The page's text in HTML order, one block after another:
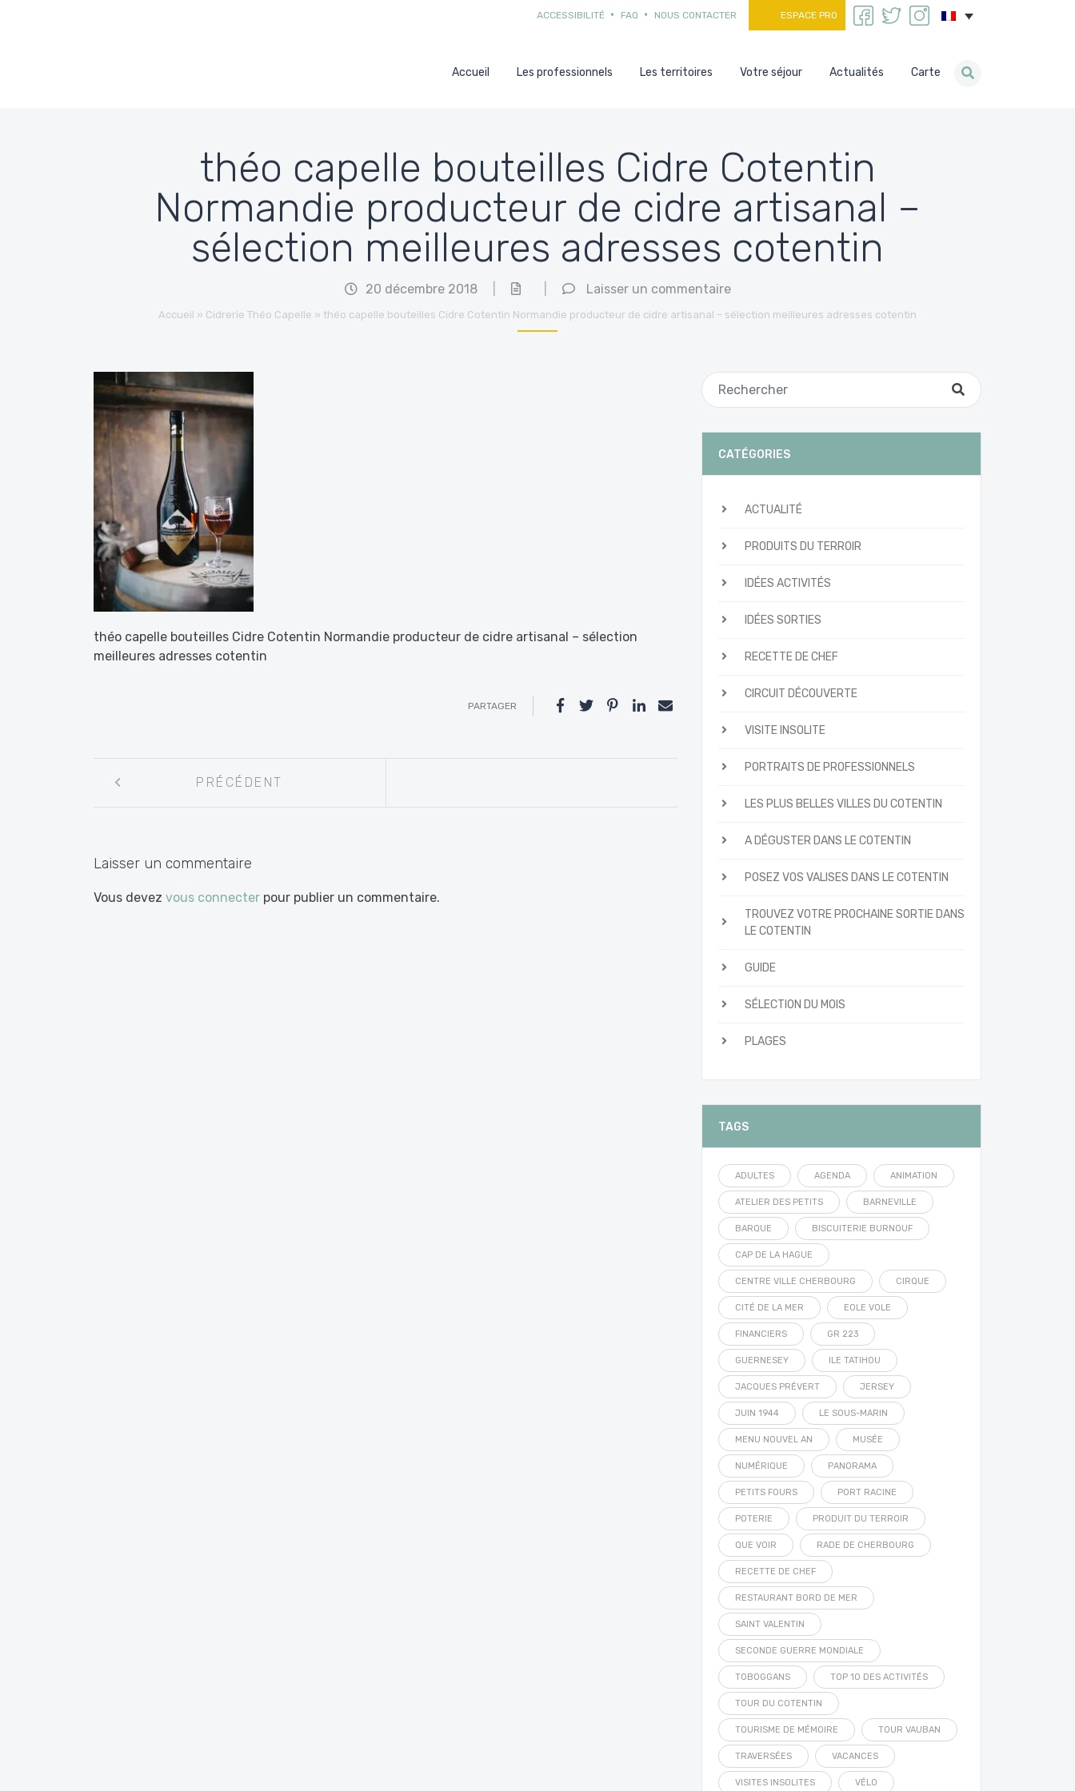
ACCESSIBILITÉ FAQ NOUS CONTACTER ESPACE PRO
Accueil Les professionnels Les territoires Votre séjour Actualités Carte
théo capelle bouteilles Cidre Cotentin
Normandie producteur de cidre artisanal –
sélection meilleures adresses cotentin
20 décembre 2018 Laisser un commentaire
Accueil » Cidrerie Théo Capelle » théo capelle bouteilles Cidre Cotentin Normandie producteur de cidre artisanal – sélection meilleures adresses cotentin
théo capelle bouteilles Cidre Cotentin Normandie producteur de cidre artisanal – sélection
meilleures adresses cotentin
PARTAGER
entre
PRÉCÉDENT
Laisser un commentaire
Vous devez vous connecter pour publier un commentaire.
CATÉGORIES
ACTUALITÉ
PRODUITS DU TERROIR
IDÉES ACTIVITÉS
IDÉES SORTIES
RECETTE DE CHEF
CIRCUIT DÉCOUVERTE
VISITE INSOLITE
PORTRAITS DE PROFESSIONNELS
LES PLUS BELLES VILLES DU COTENTIN
A DÉGUSTER DANS LE COTENTIN
POSEZ VOS VALISES DANS LE COTENTIN
TROUVEZ VOTRE PROCHAINE SORTIE DANS
LE COTENTIN
GUIDE
SÉLECTION DU MOIS
PLAGES
TAGS
ADULTES AGENDA ANIMATION
ATELIER DES PETITS BARNEVILLE
BARQUE BISCUITERIE BURNOUF
CAP DE LA HAGUE
CENTRE VILLE CHERBOURG CIRQUE
CITÉ DE LA MER EOLE VOLE
FINANCIERS GR 223
GUERNESEY ILE TATIHOU
JACQUES PRÉVERT JERSEY
JUIN 1944 LE SOUS-MARIN
MENU NOUVEL AN MUSÉE
NUMÉRIQUE PANORAMA
PETITS FOURS PORT RACINE
POTERIE PRODUIT DU TERROIR
QUE VOIR RADE DE CHERBOURG
RECETTE DE CHEF
RESTAURANT BORD DE MER
SAINT VALENTIN
SECONDE GUERRE MONDIALE
TOBOGGANS TOP 10 DES ACTIVITÉS
TOUR DU COTENTIN
TOURISME DE MÉMOIRE TOUR VAUBAN
TRAVERSÉES VACANCES
VISITES INSOLITES VÉLO